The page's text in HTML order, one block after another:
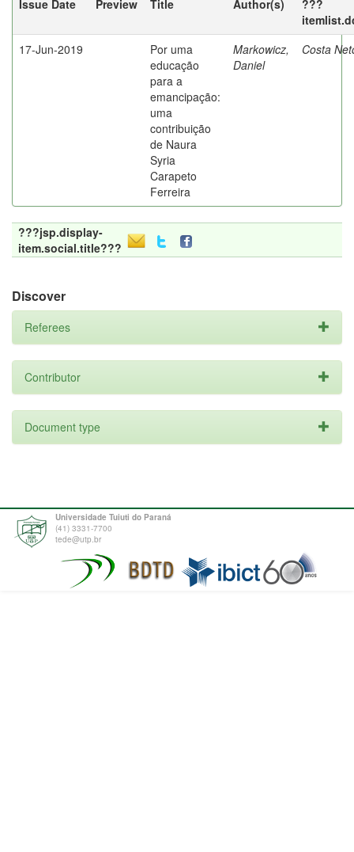
Issue Date Preview Title Author(s)
???
17-Jun-2019
Por uma
educação
para a
emancipação:
uma
contribuição
de Naura
Syria
Carapeto
Ferreira
Markowicz,
Daniel
Costa
???jsp.display-
item.social.title???
Discover
Referees
Contributor
Document type
Universidade Tuiuti do Paraná
(41) 3331-7700
tede@utp.br